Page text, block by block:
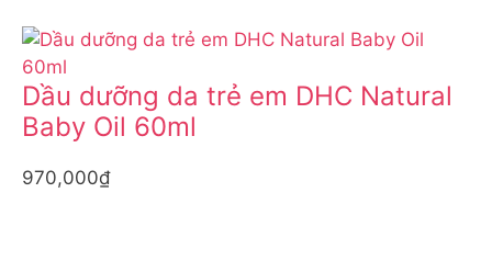
Dầu dưỡng da trẻ em DHC Natural
Baby Oil 60ml
970,000₫